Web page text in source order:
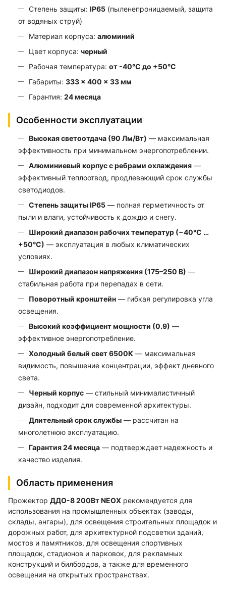
Степень защиты: IP65 (пыленепроницаемый, защита
от водяных струй)
Материал корпуса: алюминий
Цвет корпуса: черный
Рабочая температура: от -40°С до +50°С
Габариты: 333 × 400 × 33 мм
Гарантия: 24 месяца
Особенности эксплуатации
Высокая светоотдача (90 Лм/Вт) — максимальная
эффективность при минимальном энергопотреблении.
Алюминиевый корпус с ребрами охлаждения —
эффективный теплоотвод, продлевающий срок службы
светодиодов.
Степень защиты IP65 — полная герметичность от
пыли и влаги, устойчивость к дождю и снегу.
Широкий диапазон рабочих температур (−40°С …
+50°С) — эксплуатация в любых климатических
условиях.
Широкий диапазон напряжения (175–250 В) —
стабильная работа при перепадах в сети.
Поворотный кронштейн — гибкая регулировка угла
освещения.
Высокий коэффициент мощности (0.9) —
эффективное энергопотребление.
Холодный белый свет 6500К — максимальная
видимость, повышение концентрации, эффект дневного
света.
Черный корпус — стильный минималистичный
дизайн, подходит для современной архитектуры.
Длительный срок службы — рассчитан на
многолетнюю эксплуатацию.
Гарантия 24 месяца — подтверждает надежность и
качество изделия.
Область применения
Прожектор ДДО-8 200Вт NEOX рекомендуется для
использования на промышленных объектах (заводы,
склады, ангары), для освещения строительных площадок и
дорожных работ, для архитектурной подсветки зданий,
мостов и памятников, для освещения спортивных
площадок, стадионов и парковок, для рекламных
конструкций и билбордов, а также для временного
освещения на открытых пространствах.